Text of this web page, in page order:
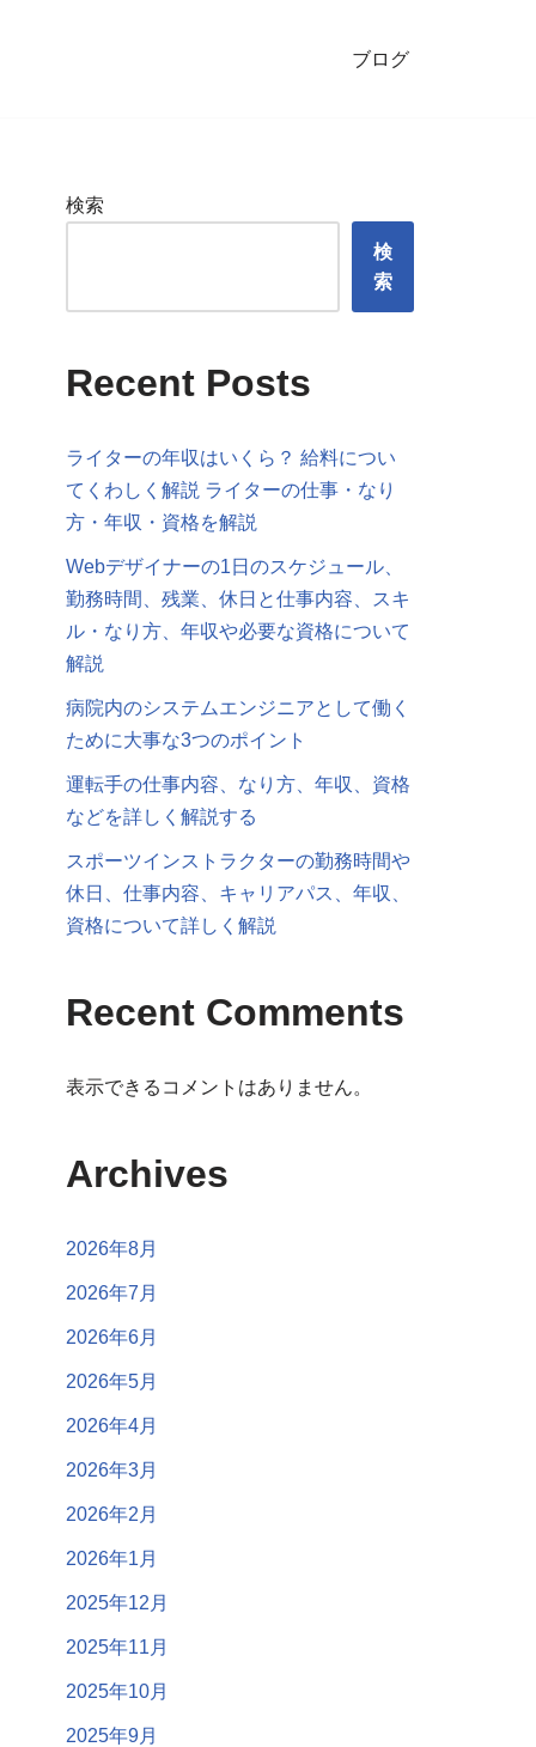
ブログ
検索
検
索
Recent Posts
ライターの年収はいくら？ 給料につい
てくわしく解説 ライターの仕事・なり
方・年収・資格を解説
Webデザイナーの1日のスケジュール、
勤務時間、残業、休日と仕事内容、スキ
ル・なり方、年収や必要な資格について
解説
病院内のシステムエンジニアとして働く
ために大事な3つのポイント
運転手の仕事内容、なり方、年収、資格
などを詳しく解説する
スポーツインストラクターの勤務時間や
休日、仕事内容、キャリアパス、年収、
資格について詳しく解説
Recent Comments
表示できるコメントはありません。
Archives
2026年8月
2026年7月
2026年6月
2026年5月
2026年4月
2026年3月
2026年2月
2026年1月
2025年12月
2025年11月
2025年10月
2025年9月